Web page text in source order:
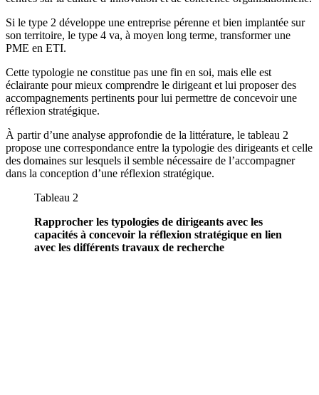
Si le type 2 développe une entreprise pérenne et bien implantée sur
son territoire, le type 4 va, à moyen long terme, transformer une
PME en ETI.
Cette typologie ne constitue pas une fin en soi, mais elle est
éclairante pour mieux comprendre le dirigeant et lui proposer des
accompagnements pertinents pour lui permettre de concevoir une
réflexion stratégique.
À partir d’une analyse approfondie de la littérature, le tableau 2
propose une correspondance entre la typologie des dirigeants et celle
des domaines sur lesquels il semble nécessaire de l’accompagner
dans la conception d’une réflexion stratégique.
Tableau 2
Rapprocher les typologies de dirigeants avec les
capacités à concevoir la réflexion stratégique en lien
avec les différents travaux de recherche